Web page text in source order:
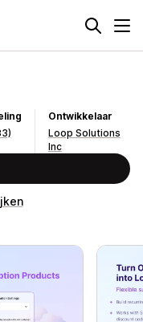
Ontwikkelaar
Loop Solutions
Inc